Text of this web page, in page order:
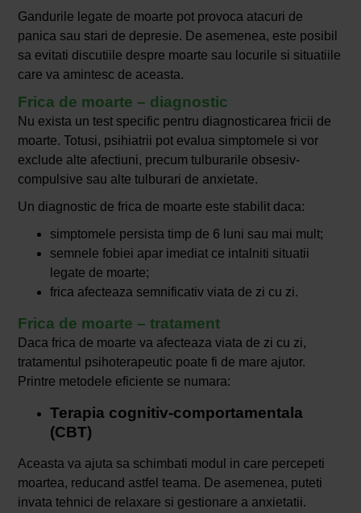
Gandurile legate de moarte pot provoca atacuri de
panica sau stari de depresie. De asemenea, este posibil
sa evitati discutiile despre moarte sau locurile si situatiile
care va amintesc de aceasta.
Frica de moarte – diagnostic
Nu exista un test specific pentru diagnosticarea fricii de
moarte. Totusi, psihiatrii pot evalua simptomele si vor
exclude alte afectiuni, precum tulburarile obsesiv-
compulsive sau alte tulburari de anxietate.
Un diagnostic de frica de moarte este stabilit daca:
simptomele persista timp de 6 luni sau mai mult;
semnele fobiei apar imediat ce intalniti situatii
legate de moarte;
frica afecteaza semnificativ viata de zi cu zi.
Frica de moarte – tratament
Daca frica de moarte va afecteaza viata de zi cu zi,
tratamentul psihoterapeutic poate fi de mare ajutor.
Printre metodele eficiente se numara:
Terapia cognitiv-comportamentala
(CBT)
Aceasta va ajuta sa schimbati modul in care percepeti
moartea, reducand astfel teama. De asemenea, puteti
invata tehnici de relaxare si gestionare a anxietatii.